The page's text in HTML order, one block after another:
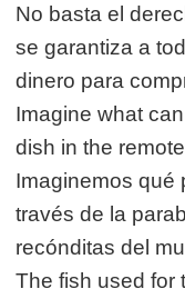
No basta el
se garantiza a
dinero para
Imagine what
dish in the
Imaginemos qué
través de la
recónditas del
The fish used for